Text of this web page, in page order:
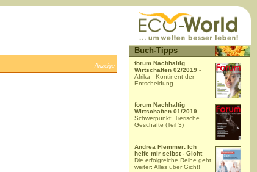
Anzeige
Buch-Tipps
forum Nachhaltig
Wirtschaften 02/2019 -
Afrika - Kontinent der
Entscheidung
forum Nachhaltig
Wirtschaften 01/2019 -
Schwerpunkt: Tierische
Geschäfte (Teil 3)
Andrea Flemmer: Ich
helfe mir selbst - Gicht -
Die erfolgreiche Reihe geht
weiter: Alles über Gicht!